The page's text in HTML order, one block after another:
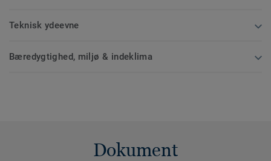
Teknisk ydeevne
Bæredygtighed, miljø & indeklima
Dokument